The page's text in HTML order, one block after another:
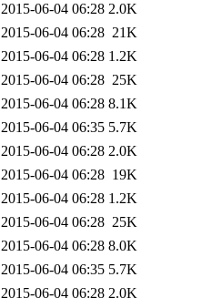
2015-06-04 06:28 2.0K
2015-06-04 06:28 21K
2015-06-04 06:28 1.2K
2015-06-04 06:28 25K
2015-06-04 06:28 8.1K
2015-06-04 06:35 5.7K
2015-06-04 06:28 2.0K
2015-06-04 06:28 19K
2015-06-04 06:28 1.2K
2015-06-04 06:28 25K
2015-06-04 06:28 8.0K
2015-06-04 06:35 5.7K
2015-06-04 06:28 2.0K